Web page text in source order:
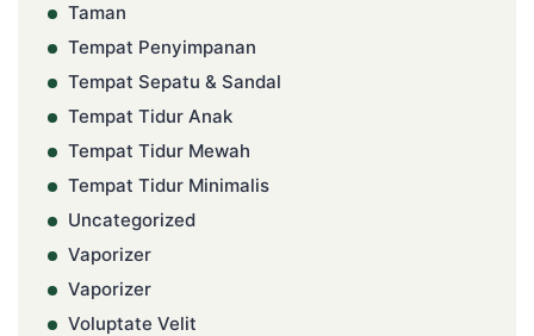
Taman
Tempat Penyimpanan
Tempat Sepatu & Sandal
Tempat Tidur Anak
Tempat Tidur Mewah
Tempat Tidur Minimalis
Uncategorized
Vaporizer
Vaporizer
Voluptate Velit